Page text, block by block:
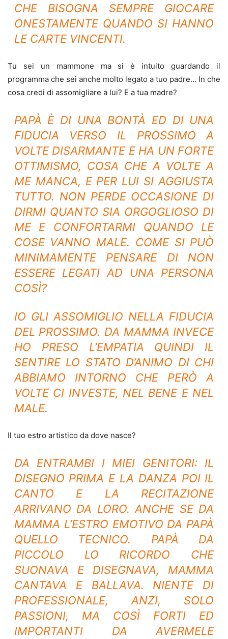
CHE BISOGNA SEMPRE GIOCARE
ONESTAMENTE QUANDO SI HANNO
LE CARTE VINCENTI.
Tu sei un mammone ma si è intuito guardando il
programma che sei anche molto legato a tuo padre… In che
cosa credi di assomigliare a lui? E a tua madre?
PAPÀ È DI UNA BONTÀ ED DI UNA
FIDUCIA VERSO IL PROSSIMO A
VOLTE DISARMANTE E HA UN FORTE
OTTIMISMO, COSA CHE A VOLTE A
ME MANCA, E PER LUI SI AGGIUSTA
TUTTO. NON PERDE OCCASIONE DI
DIRMI QUANTO SIA ORGOGLIOSO DI
ME E CONFORTARMI QUANDO LE
COSE VANNO MALE. COME SI PUÒ
MINIMAMENTE PENSARE DI NON
ESSERE LEGATI AD UNA PERSONA
COSÌ?
IO GLI ASSOMIGLIO NELLA FIDUCIA
DEL PROSSIMO. DA MAMMA INVECE
HO PRESO L’EMPATIA QUINDI IL
SENTIRE LO STATO D’ANIMO DI CHI
ABBIAMO INTORNO CHE PERÒ A
VOLTE CI INVESTE, NEL BENE E NEL
MALE.
Il tuo estro artistico da dove nasce?
DA ENTRAMBI I MIEI GENITORI: IL
DISEGNO PRIMA E LA DANZA POI IL
CANTO E LA RECITAZIONE
ARRIVANO DA LORO. ANCHE SE DA
MAMMA L’ESTRO EMOTIVO DA PAPÀ
QUELLO TECNICO. PAPÀ DA
PICCOLO LO RICORDO CHE
SUONAVA E DISEGNAVA, MAMMA
CANTAVA E BALLAVA. NIENTE DI
PROFESSIONALE, ANZI, SOLO
PASSIONI, MA COSÌ FORTI ED
IMPORTANTI DA AVERMELE